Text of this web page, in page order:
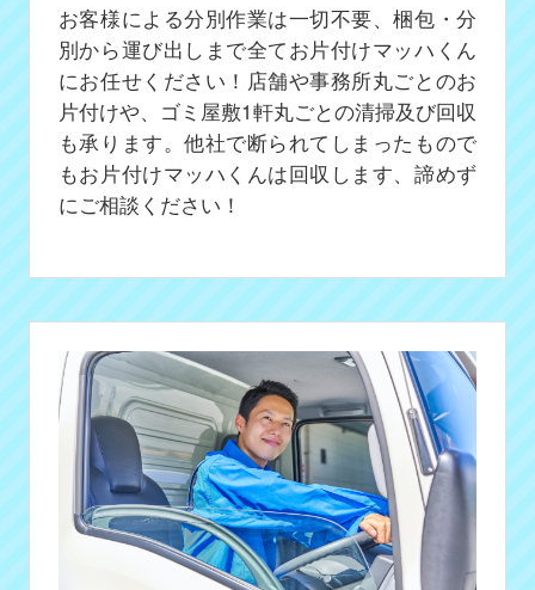
お客様による分別作業は一切不要、梱包・分
別から運び出しまで全てお片付けマッハくん
にお任せください！店舗や事務所丸ごとのお
片付けや、ゴミ屋敷1軒丸ごとの清掃及び回収
も承ります。他社で断られてしまったもので
もお片付けマッハくんは回収します、諦めず
にご相談ください！